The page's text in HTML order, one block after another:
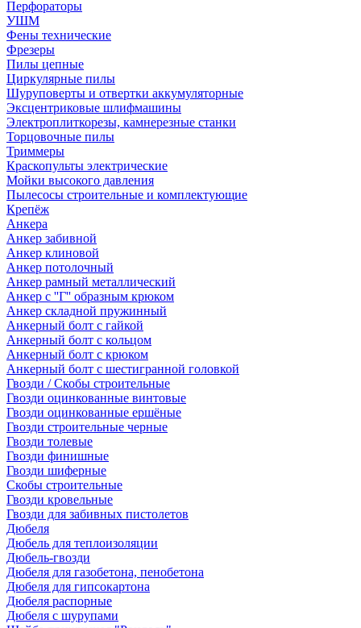
Перфораторы
УШМ
Фены технические
Фрезеры
Пилы цепные
Циркулярные пилы
Шуруповерты и отвертки аккумуляторные
Эксцентриковые шлифмашины
Электроплиткорезы, камнерезные станки
Торцовочные пилы
Триммеры
Краскопульты электрические
Мойки высокого давления
Пылесосы строительные и комплектующие
Крепёж
Анкера
Анкер забивной
Анкер клиновой
Анкер потолочный
Анкер рамный металлический
Анкер с ''Г'' образным крюком
Анкер складной пружинный
Анкерный болт с гайкой
Анкерный болт с кольцом
Анкерный болт с крюком
Анкерный болт с шестигранной головкой
Гвозди / Скобы строительные
Гвозди оцинкованные винтовые
Гвозди оцинкованные ершёные
Гвозди строительные черные
Гвозди толевые
Гвозди финишные
Гвозди шиферные
Скобы строительные
Гвозди кровельные
Гвозди для забивных пистолетов
Дюбеля
Дюбель для теплоизоляции
Дюбель-гвозди
Дюбеля для газобетона, пенобетона
Дюбеля для гипсокартона
Дюбеля распорные
Дюбеля с шурупами